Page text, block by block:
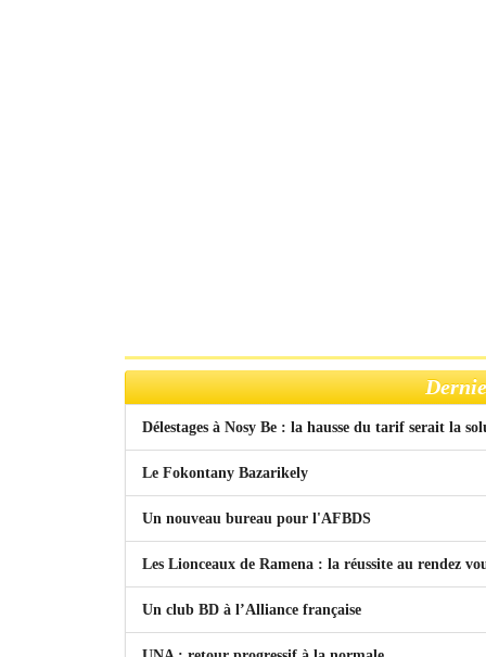
Délestages à Nosy Be : la hausse du tarif serait la
Le Fokontany Bazarikely
Un nouveau bureau pour l'AFBDS
Les Lionceaux de Ramena : la réussite au rendez
Un club BD à l’Alliance française